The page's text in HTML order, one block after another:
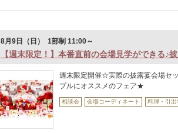
8月9日（日） 1部制 11:00～
【週末限定！】本番直前の会場見学ができる♪
週末限定開催☆実際の披露宴会場セ
プルにオススメのフェア★
相談会 会場コーディネート 料理・引